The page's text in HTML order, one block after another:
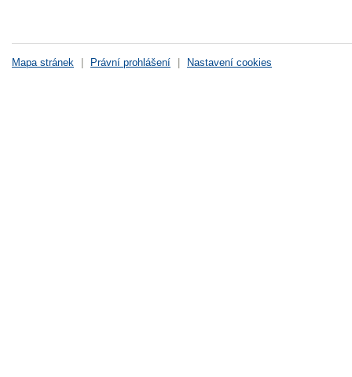
Mapa stránek | Právní prohlášení | Nastavení cookies